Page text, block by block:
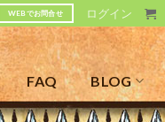
WEBでお問合せ ログイン
FAQ BLOG